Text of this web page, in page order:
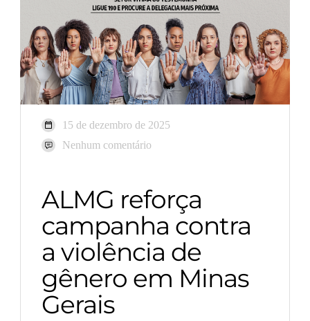
15 de dezembro de 2025
Nenhum comentário
ALMG reforça
campanha contra
a violência de
gênero em Minas
Gerais